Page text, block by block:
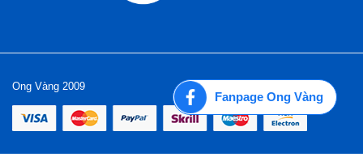
Ong Vàng 2009
Fanpage Ong Vàng